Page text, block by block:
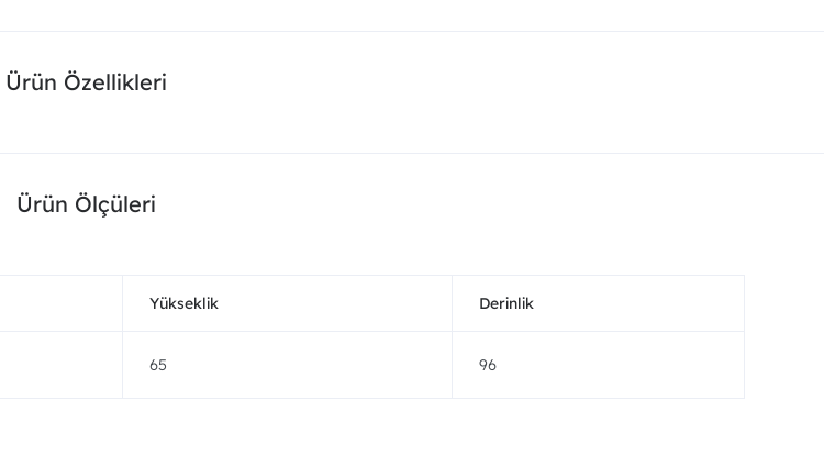
Ürün Özellikleri
Ürün Ölçüleri
Yükseklik Derinlik
65 96